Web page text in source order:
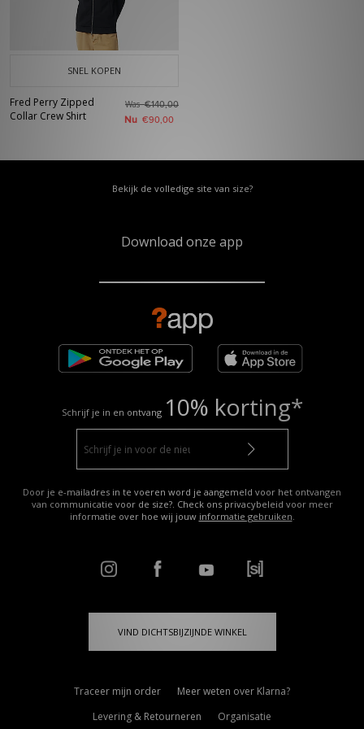
SNEL KOPEN
Fred Perry Zipped
Collar Crew Shirt
Was€140,00
Nu €90,00
Bekijk de volledige site van size?
Download onze app
Schrijf je in en ontvang 10% korting*
Door je e-mailadres in te voeren word je aangemeld voor het ontvangen
van communicatie voor de size?. Check ons privacybeleid voor meer
informatie over hoe wij jouw informatie gebruiken.
VIND DICHTSBIJZIJNDE WINKEL
Traceer mijn order
Meer weten over Klarna?
Levering & Retourneren
Organisatie